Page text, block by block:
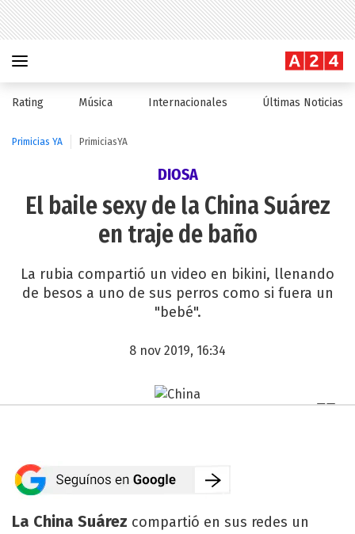
Rating Música Internacionales Últimas Noticias
Primicias YA PrimiciasYA
DIOSA
El baile sexy de la China Suárez
en traje de baño
La rubia compartió un video en bikini, llenando
de besos a uno de sus perros como si fuera un
"bebé".
8 nov 2019, 16:34
La China Suárez compartió en sus redes un